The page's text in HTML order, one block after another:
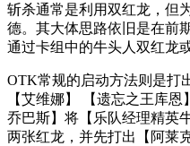
斩杀通常是利用双红龙，但
德。其大体思路依旧是在前
通过卡组中的牛头人双红龙
OTK常规的启动方法则是打
【艾维娜】 【遗忘之王库
乔巴斯】将【乐队经理精英
两张红龙，并先打出【阿莱